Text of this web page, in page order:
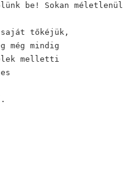
be! Sokan méletlenül
saját tőkéjük,
még mindig
melletti